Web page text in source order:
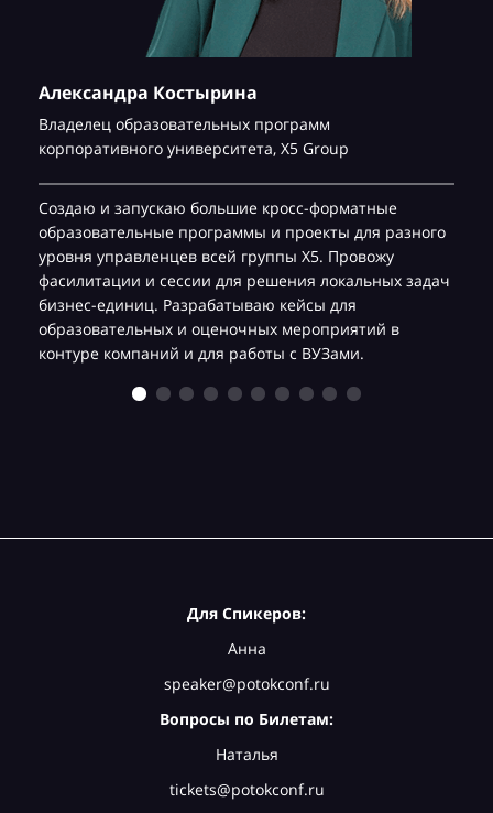
Александра Костырина
Владелец образовательных программ
корпоративного университета, Х5 Group
Создаю и запускаю большие кросс-форматные
образовательные программы и проекты для разного
уровня управленцев всей группы Х5. Провожу
фасилитации и сессии для решения локальных задач
бизнес-единиц. Разрабатываю кейсы для
образовательных и оценочных мероприятий в
контуре компаний и для работы с ВУЗами.
Для Спикеров:
Анна
speaker@potokconf.ru
Вопросы по Билетам:
Наталья
tickets@potokconf.ru